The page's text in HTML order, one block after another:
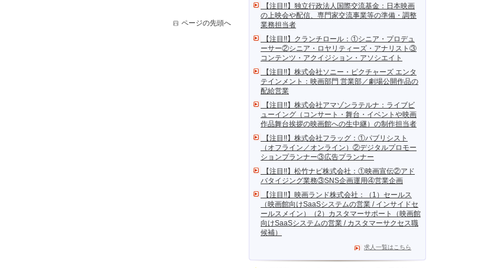
【注目!!】独立行政法人国際交流基金：日本映画
の上映会や配信、専門家交流事業等の準備・調整
業務担当者
【注目!!】クランチロール：①シニア・プロデュ
ーサー②シニア・ロヤリティーズ・アナリスト③
コンテンツ・アクイジション・アソシエイト
【注目!!】株式会社ソニー・ピクチャーズ エンタ
テインメント：映画部門 営業部／劇場公開作品の
配給営業
【注目!!】株式会社アマゾンラテルナ：ライブビ
ューイング（コンサート・舞台・イベントや映画
作品舞台挨拶の映画館への生中継）の制作担当者
【注目!!】株式会社フラッグ：①パブリシスト
（オフライン／オンライン）②デジタルプロモー
ションプランナー③広告プランナー
【注目!!】松竹ナビ株式会社：①映画宣伝②アド
バタイジング業務③SNS企画運用④営業企画
【注目!!】映画ランド株式会社：（1）セールス
（映画館向けSaaSシステムの営業 / インサイドセ
ールスメイン）（2）カスタマーサポート（映画館
向けSaaSシステムの営業 / カスタマーサクセス職
候補）
求人一覧はこちら
ページの先頭へ